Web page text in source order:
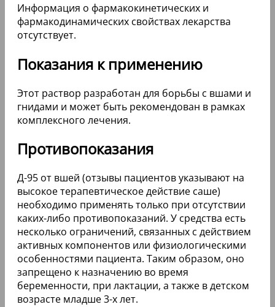
Информация о фармакокинетических и
фармакодинамических свойствах лекарства
отсутствует.
Показания к применению
Этот раствор разработан для борьбы с вшами и
гнидами и может быть рекомендован в рамках
комплексного лечения.
Противопоказания
Д-95 от вшей (отзывы пациентов указывают на
высокое терапевтическое действие саше)
необходимо применять только при отсутствии
каких-либо противопоказаний. У средства есть
несколько ограничений, связанных с действием
активных компонентов или физиологическими
особенностями пациента. Таким образом, оно
запрещено к назначению во время
беременности, при лактации, а также в детском
возрасте младше 3-х лет.